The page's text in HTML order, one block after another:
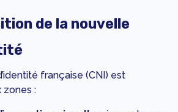
de la nouvelle
française (CNI) est
: